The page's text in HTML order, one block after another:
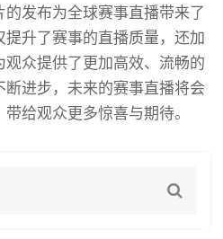
发布为全球赛事直播带来了
升了赛事的直播质量，还加
众提供了更加高效、流畅的
进步，未来的赛事直播将会
给观众更多惊喜与期待。